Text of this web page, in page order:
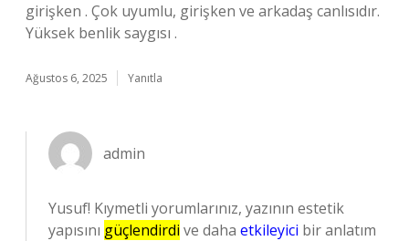
girişken . Çok uyumlu, girişken ve arkadaş canlısıdır.
Yüksek benlik saygısı .
Ağustos 6, 2025 Yanıtla
admin
Yusuf! Kıymetli yorumlarınız, yazının estetik
yapısını güçlendirdi ve daha etkileyici bir anlatım